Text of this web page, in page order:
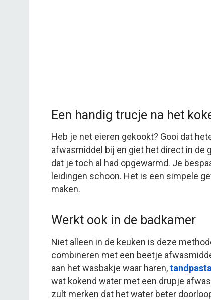
Een handig trucje na het
Heb je net eieren gekookt? Gooi dat
afwasmiddel bij en giet het direct in de
dat je toch al had opgewarmd. Je
leidingen schoon. Het is een simpele
maken.
Werkt ook in de badkamer
Niet alleen in de keuken is deze
combineren met een beetje
aan het wasbakje waar haren,
wat kokend water met een drupje
zult merken dat het water beter